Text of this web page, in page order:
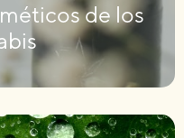
de los